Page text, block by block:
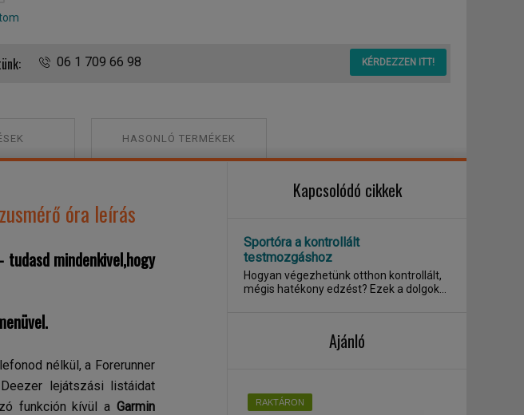
06 1 709 66 98 KÉRDEZZEN ITT!
HASONLÓ TERMÉKEK
óra leírás
mindenkivel,hogy
nélkül, a Forerunner
lejátszási listáidat
funkción kívül a Garmin
Kapcsolódó cikkek
Sportóra a kontrollált
testmozgáshoz
Hogyan végezhetünk otthon kontrollált,
mégis hatékony edzést? Ezek a dolgok
Ajánló
RAKTÁRON